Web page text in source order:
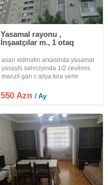
Yasamal rayonu ,
İnşaatçılar m., 1 otaq
asan xidmatin arxaslnda yasamal
yasayls sahrciyinda 1/2 cevilmis
manzil gan c ailya kira verlir
dayimidir istlik kombidir internet
vardlr vasitcanin xidmat haql 20%
550 Azn/ Ay